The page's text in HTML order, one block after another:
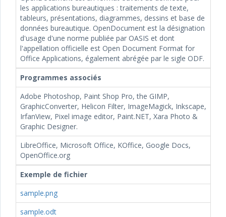
les applications bureautiques : traitements de texte,
tableurs, présentations, diagrammes, dessins et base de
données bureautique. OpenDocument est la désignation
d'usage d'une norme publiée par OASIS et dont
l'appellation officielle est Open Document Format for
Office Applications, également abrégée par le sigle ODF.
Programmes associés
Adobe Photoshop, Paint Shop Pro, the GIMP,
GraphicConverter, Helicon Filter, ImageMagick, Inkscape,
IrfanView, Pixel image editor, Paint.NET, Xara Photo &
Graphic Designer.
LibreOffice, Microsoft Office, KOffice, Google Docs,
OpenOffice.org
Exemple de fichier
sample.png
sample.odt